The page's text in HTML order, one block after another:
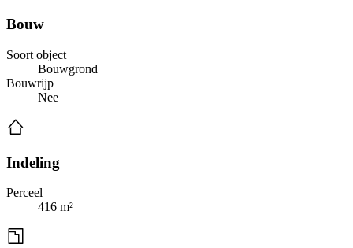
Bouw
Soort object
Bouwgrond
Bouwrijp
Nee
Indeling
Perceel
416 m²